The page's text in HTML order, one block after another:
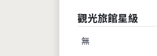
觀光旅館星級
無